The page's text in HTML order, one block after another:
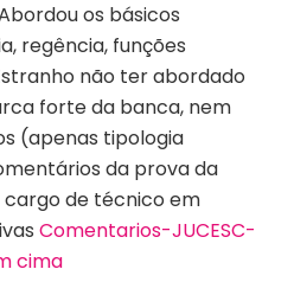
os básicos
regência, funções
não ter abordado
forte da banca, nem
(apenas tipologia
da prova da
cargo de técnico em
Comentarios-JUCESC-
cima